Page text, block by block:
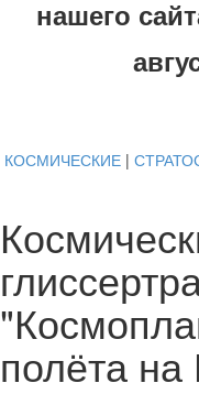
нашего
КОСМИЧЕСКИЕ |
полёта